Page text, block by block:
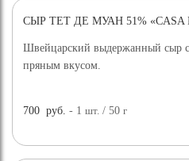
СЫР ТЕТ ДЕ МУАН 51% «CASA
Швейцарский выдержанный сыр
пряным вкусом.
700 руб. - 1шт. / 50г